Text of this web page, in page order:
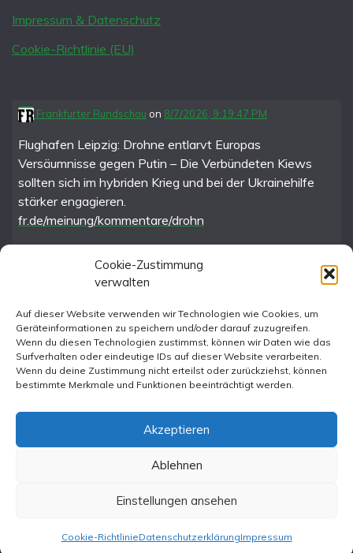
Cookie-Zustimmung
verwalten
Auf dieser Website verwenden wir Technologien wie Cookies, um
Geräteinformationen zu speichern und/oder darauf zuzugreifen.
Wenn du diesen Technologien zustimmst, können wir Daten wie das
Surfverhalten oder eindeutige IDs auf dieser Website verarbeiten.
Wenn du deine Zustimmung nicht erteilst oder zurückziehst, können
bestimmte Merkmale und Funktionen beeinträchtigt werden.
Akzeptieren
Ablehnen
Einstellungen ansehen
Cookie-RichtlinieDatenschutzerklärungImpressum
Impressum & Datenschutz
Cookie-Richtlinie (EU)
Frankfurter Rundschau on 8/7/2026, 9:19:47 PM
Flughafen Leipzig: Drohne entlarvt Europas
Versäumnisse gegen Putin – Die Verbündeten Kiews
sollten sich im hybriden Krieg und bei der Ukrainehilfe
stärker engagieren.
fr.de/meinung/kommentare/drohn
Instagram
Proudly powered by WordPress
|